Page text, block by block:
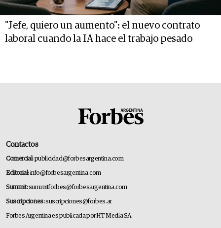
"Jefe, quiero un aumento": el nuevo contrato
laboral cuando la IA hace el trabajo pesado
Contactos
Comercial:publicidad@forbesargentina.com
Editorial:info@forbesargentina.com
Summit:summitforbes@forbesargentina.com
Suscripciones:suscripciones@forbes.ar
Forbes Argentina es publicada por HT Media SA.